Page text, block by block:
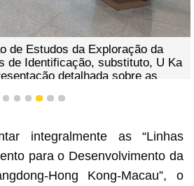
de Estudos da Exploração da
de Identificação, substituto, U Ka
detalhada sobre as
- Serviços Governamentais da
1 2 3 4 5 6
integralmente as “Linhas
para o Desenvolvimento da
Hong Kong-Macau”, o